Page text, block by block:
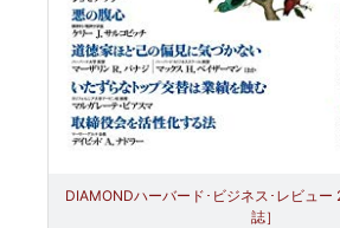
DIAMONDハーバード･ビジネス･レビュ
誌］